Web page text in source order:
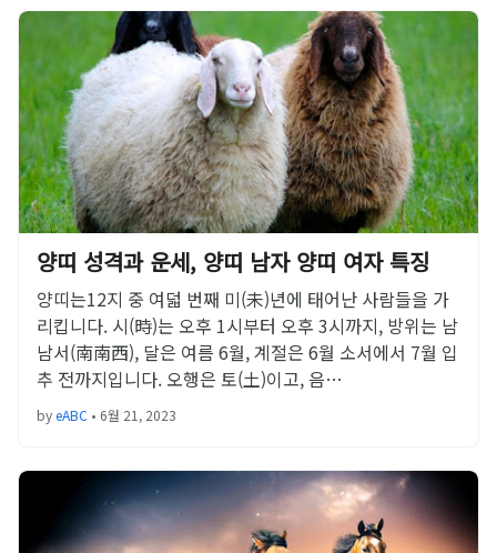
양띠 성격과 운세, 양띠 남자 양띠 여자 특징
양띠는12지 중 여덟 번째 미(未)년에 태어난 사람들을 가
리킵니다. 시(時)는 오후 1시부터 오후 3시까지, 방위는 남
남서(南南西), 달은 여름 6월, 계절은 6월 소서에서 7월 입
추 전까지입니다. 오행은 토(土)이고, 음…
byeABC • 6월 21, 2023